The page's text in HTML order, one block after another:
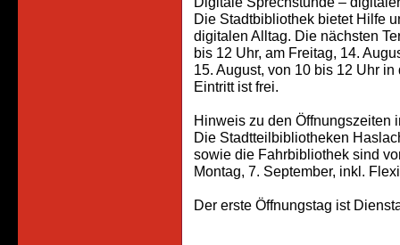
Die Stadtbibliothek bietet Hilfe
digitalen Alltag. Die nächsten
bis 12 Uhr, am Freitag, 14.
15. August, von 10 bis 12 Uhr
Eintritt ist frei.
Hinweis zu den Öffnungszeiten
Die Stadtteilbibliotheken
sowie die Fahrbibliothek sind
Montag, 7. September, inkl.
Der erste Öffnungstag ist